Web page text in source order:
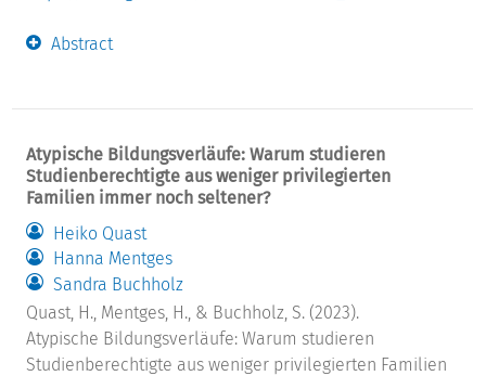
Abstract
Atypische Bildungsverläufe: Warum studieren
Studienberechtigte aus weniger privilegierten
Familien immer noch seltener?
Heiko Quast
Hanna Mentges
Sandra Buchholz
Quast, H., Mentges, H., & Buchholz, S. (2023).
Atypische Bildungsverläufe: Warum studieren
Studienberechtigte aus weniger privilegierten Familien